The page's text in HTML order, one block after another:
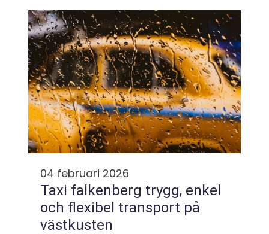
av trävaror. Den som vill bygga hål...
04 februari 2026
Taxi falkenberg trygg, enkel
och flexibel transport på
västkusten